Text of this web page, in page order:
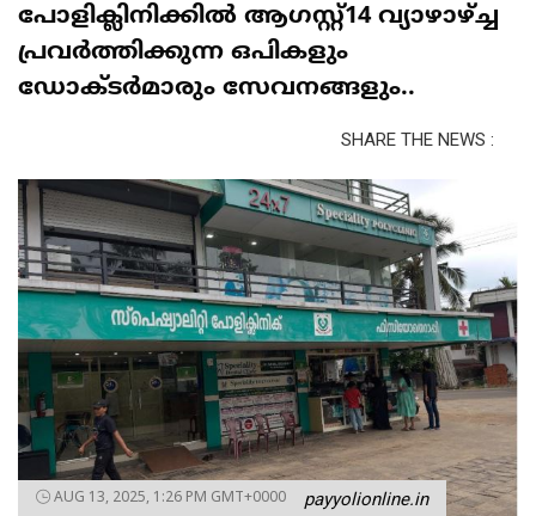
പോളിക്ലിനിക്കിൽ ആഗസ്റ്റ്14 വ്യാഴാഴ്‌ച്ച
പ്രവർത്തിക്കുന്ന ഒപികളും
ഡോക്ടർമാരും സേവനങ്ങളും..
SHARE THE NEWS :
AUG 13, 2025, 1:26 PM GMT+0000 payyolionline.in